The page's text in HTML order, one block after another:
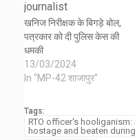
खनिज निरीक्षक के बिगड़े बोल,
पत्रकार को दी पुलिस केस की
धमकी
13/03/2024
In "MP-42 शाजापुर"
Tags:
RTO officer's
hostage and beaten